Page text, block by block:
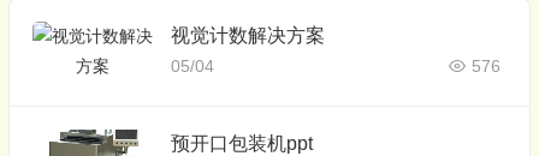
视觉计数解决方案
05/04 576
预开口包装机ppt